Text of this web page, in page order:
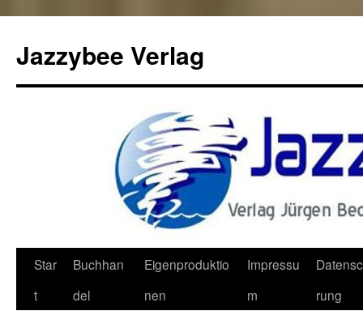
Jazzybee Verlag
Zum
Inhalt
Star
t
Buchhan
del
Eigenproduktio
nen
Impressu
m
rung